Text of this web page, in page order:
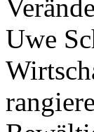
Uwe